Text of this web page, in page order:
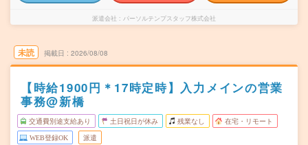
派遣会社 パーソルテンプスタッフ株式会社
未読 掲載日 2026/08/08
【時給1900円＊17時定時】入力メインの営業
事務@新橋
交通費別途支給あり 土日祝日が休み 残業なし 在宅・リモート
WEB登録OK 派遣